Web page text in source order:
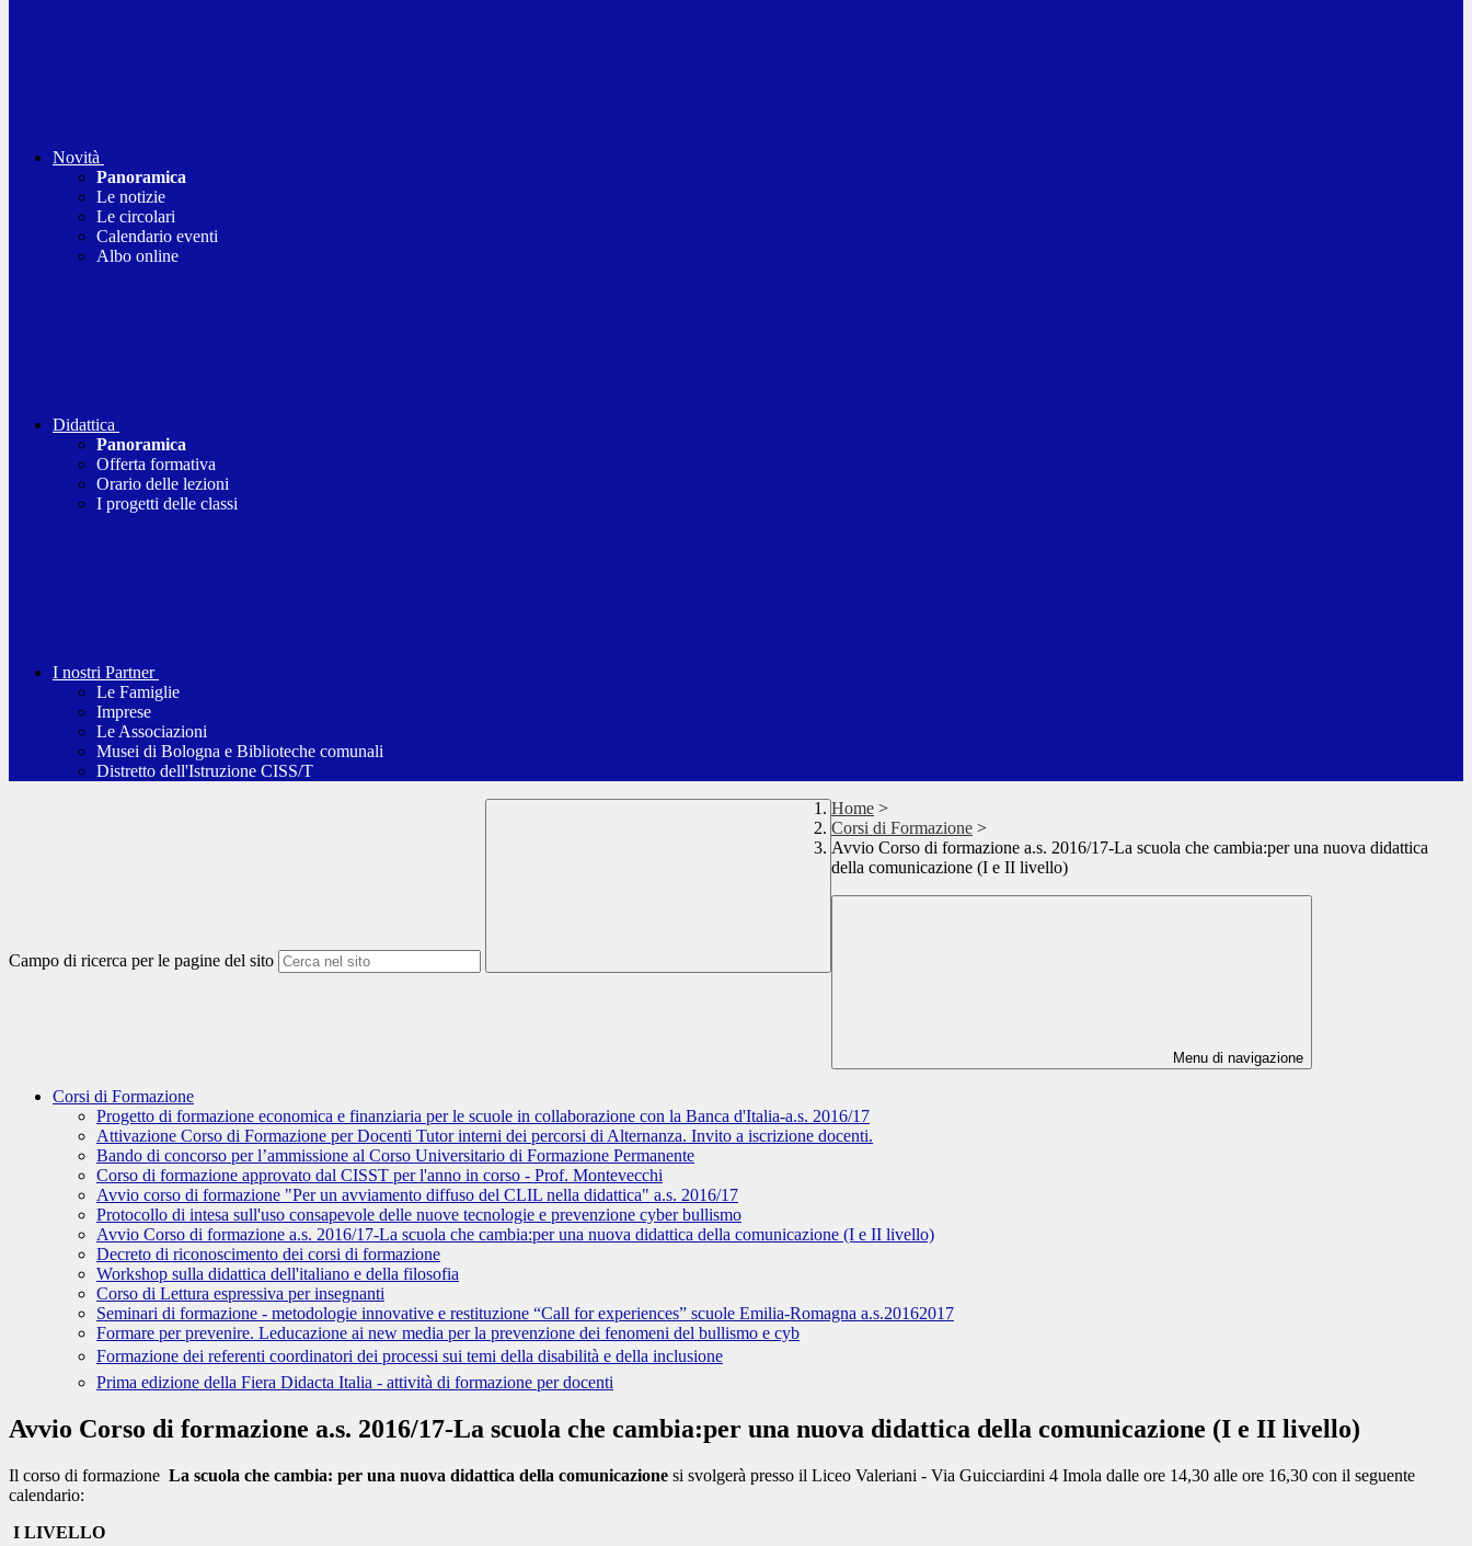
Novità
Panoramica
Le notizie
Le circolari
Calendario eventi
Albo online
Didattica
Panoramica
Offerta formativa
Orario delle lezioni
I progetti delle classi
I nostri Partner
Le Famiglie
Imprese
Le Associazioni
Musei di Bologna e Biblioteche comunali
Distretto dell'Istruzione CISS/T
Campo di ricerca per le pagine del sito
Home >
Corsi di Formazione >
Avvio Corso di formazione a.s. 2016/17-La scuola che cambia:per una nuova didattica
della comunicazione (I e II livello)
Menu di navigazione
Corsi di Formazione
Progetto di formazione economica e finanziaria per le scuole in collaborazione con la Banca d'Italia-a.s. 2016/17
Attivazione Corso di Formazione per Docenti Tutor interni dei percorsi di Alternanza. Invito a iscrizione docenti.
Bando di concorso per l’ammissione al Corso Universitario di Formazione Permanente
Corso di formazione approvato dal CISST per l'anno in corso - Prof. Montevecchi
Avvio corso di formazione "Per un avviamento diffuso del CLIL nella didattica" a.s. 2016/17
Protocollo di intesa sull'uso consapevole delle nuove tecnologie e prevenzione cyber bullismo
Avvio Corso di formazione a.s. 2016/17-La scuola che cambia:per una nuova didattica della comunicazione (I e II livello)
Decreto di riconoscimento dei corsi di formazione
Workshop sulla didattica dell'italiano e della filosofia
Corso di Lettura espressiva per insegnanti
Seminari di formazione - metodologie innovative e restituzione “Call for experiences” scuole Emilia-Romagna a.s.20162017
Formare per prevenire. Leducazione ai new media per la prevenzione dei fenomeni del bullismo e cyb
Formazione dei referenti coordinatori dei processi sui temi della disabilità e della inclusione
Prima edizione della Fiera Didacta Italia - attività di formazione per docenti
Avvio Corso di formazione a.s. 2016/17-La scuola che cambia:per una nuova didattica della comunicazione (I e II livello)
Il corso di formazione La scuola che cambia: per una nuova didattica della comunicazione si svolgerà presso il Liceo Valeriani - Via Guicciardini 4 Imola dalle ore 14,30 alle ore 16,30 con il seguente
calendario:
I LIVELLO